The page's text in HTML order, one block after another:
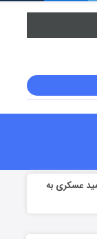
عسکری به